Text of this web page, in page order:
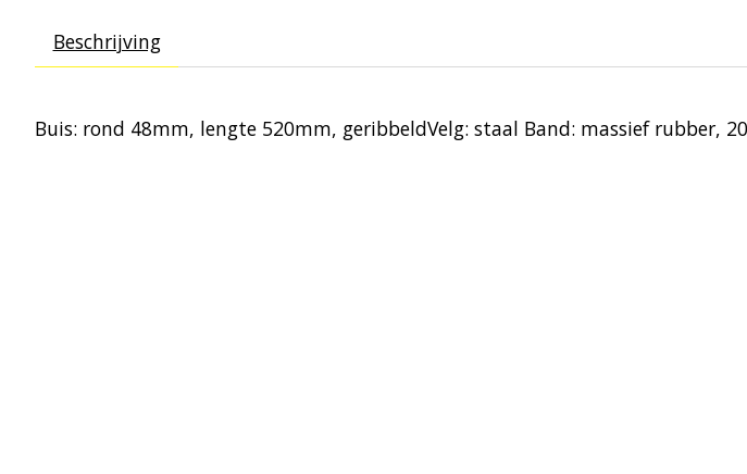
Beschrijving
Buis: rond 48mm, lengte 520mm, geribbeldVelg: staal Band: massief rubber,